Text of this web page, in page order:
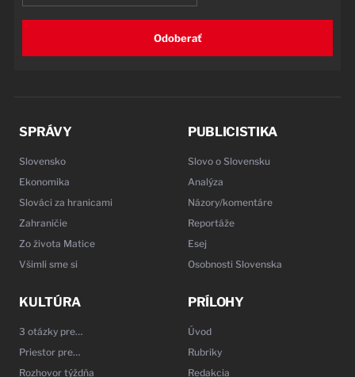
Odoberať
SPRÁVY
Slovensko
Ekonomika
Slováci za hranicami
Zahraničie
Zo života Matice
Všimli sme si
PUBLICISTIKA
Slovo o Slovensku
Analýza
Názory/komentáre
Reportáže
Esej
Osobnosti Slovenska
KULTÚRA
3 otázky pre…
Priestor pre…
Rozhovor týždňa
PRÍLOHY
Úvod
Rubriky
Redakcia